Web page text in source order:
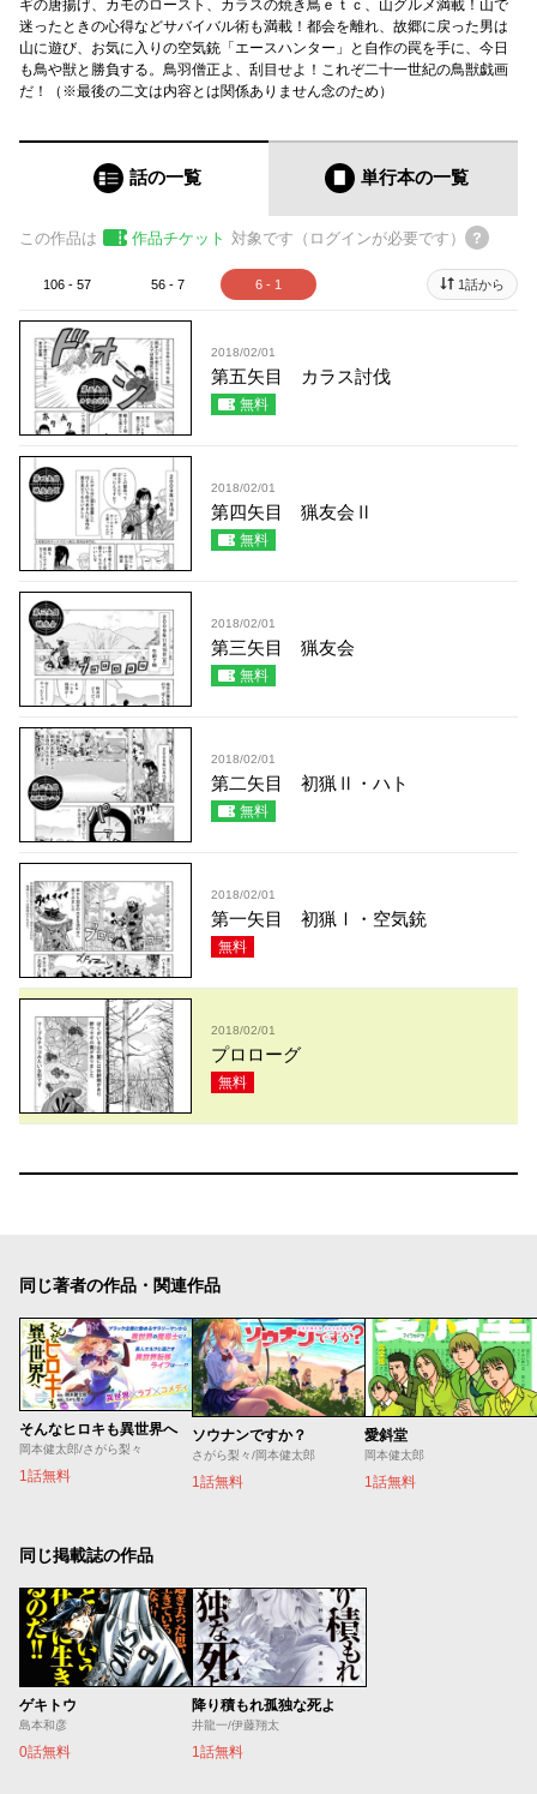
ギの唐揚げ、カモのロースト、カラスの焼き鳥ｅｔｃ、山グルメ満載！山で
迷ったときの心得などサバイバル術も満載！都会を離れ、故郷に戻った男は
山に遊び、お気に入りの空気銃「エースハンター」と自作の罠を手に、今日
も鳥や獣と勝負する。鳥羽僧正よ、刮目せよ！これぞ二十一世紀の鳥獣戯画
だ！（※最後の二文は内容とは関係ありません念のため）
話の一覧 単行本の一覧
この作品は 作品チケット 対象です（ログインが必要です）
106 - 57 56 - 7 6 - 1 1話から
2018/02/01
第五矢目 カラス討伐
無料
2018/02/01
第四矢目 猟友会Ⅱ
無料
2018/02/01
第三矢目 猟友会
無料
2018/02/01
第二矢目 初猟Ⅱ・ハト
無料
2018/02/01
第一矢目 初猟Ⅰ・空気銃
無料
2018/02/01
プロローグ
無料
同じ著者の作品・関連作品
そんなヒロキも異世界へ
岡本健太郎/さがら梨々
1話無料
ソウナンですか？
さがら梨々/岡本健太郎
1話無料
愛斜堂
岡本健太郎
1話無料
同じ掲載誌の作品
ゲキトウ
島本和彦
0話無料
降り積もれ孤独な死よ
井龍一/伊藤翔太
1話無料